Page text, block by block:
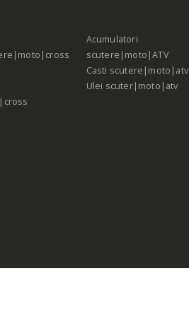
Acumulatori
scutere|moto|ATV
Casti scutere|moto|atv
Ulei scuter|moto|atv